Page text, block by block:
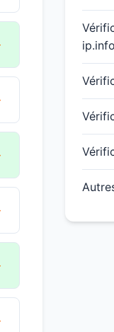
ip.info